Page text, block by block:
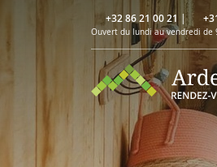
+32 86 21 00 21 |
Ouvert du lundi au vendredi de